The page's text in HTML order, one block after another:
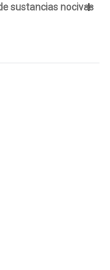
sustancias nocivas